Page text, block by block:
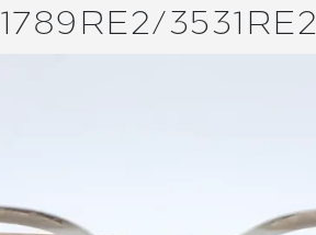
1789RE2/3531RE2